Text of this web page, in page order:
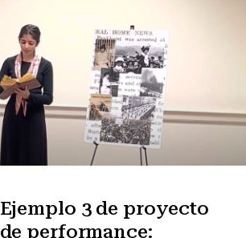
Ejemplo 3 de proyecto
de performance: